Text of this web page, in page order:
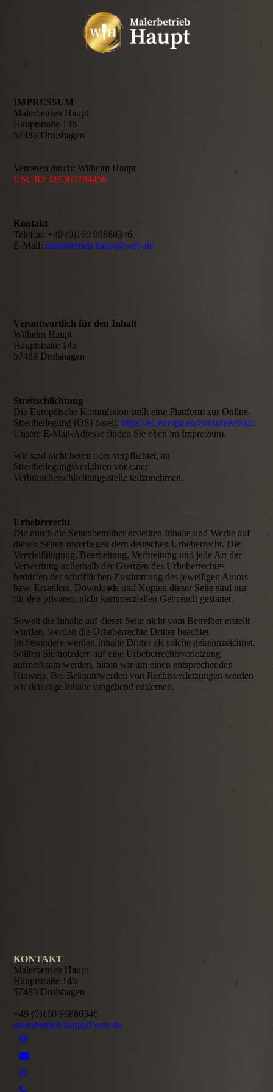
IMPRESSUM
Malerbetrieb Haupt
Hauptstraße 14b
57489 Drolshagen
Vertreten durch: Wilhelm Haupt
USt.-ID: DE363784456
Kontakt
Telefon: +49 (0)160 99880346
E-Mail:malerbetrieb.haupt@web.de
Verantwortlich für den Inhalt
Wilhelm Haupt
Hauptstraße 14b
57489 Drolshagen
Streitschlichtung
Die Europäische Kommission stellt eine Plattform zur Online-
Streitbeilegung (OS) bereit:https://ec.europa.eu/consumers/odr.
Unsere E-Mail-Adresse finden Sie oben im Impressum.
Wir sind nicht bereit oder verpflichtet, an
Streitbeilegungsverfahren vor einer
Verbraucherschlichtungsstelle teilzunehmen.
Urheberrecht
Die durch die Seitenbetreiber erstellten Inhalte und Werke auf
diesen Seiten unterliegen dem deutschen Urheberrecht. Die
Vervielfältigung, Bearbeitung, Verbreitung und jede Art der
Verwertung außerhalb der Grenzen des Urheberrechtes
bedürfen der schriftlichen Zustimmung des jeweiligen Autors
bzw. Erstellers. Downloads und Kopien dieser Seite sind nur
für den privaten, nicht kommerziellen Gebrauch gestattet.
Soweit die Inhalte auf dieser Seite nicht vom Betreiber erstellt
wurden, werden die Urheberrechte Dritter beachtet.
Insbesondere werden Inhalte Dritter als solche gekennzeichnet.
Sollten Sie trotzdem auf eine Urheberrechtsverletzung
aufmerksam werden, bitten wir um einen entsprechenden
Hinweis. Bei Bekanntwerden von Rechtsverletzungen werden
wir derartige Inhalte umgehend entfernen.
KONTAKT
Malerbetrieb Haupt
Hauptstraße 14b
57489 Drolshagen
+49 (0)160 99880346
malerbetrieb.haupt@web.de